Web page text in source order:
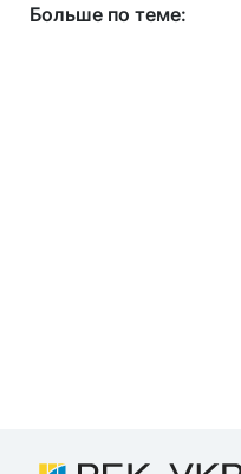
Больше по теме: